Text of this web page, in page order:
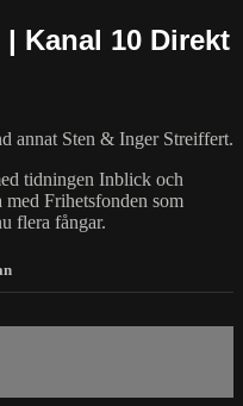
Kanal 10 Direkt
annat Sten & Inger Streiffert.
tidningen Inblick och
Frihetsfonden som
flera fångar.